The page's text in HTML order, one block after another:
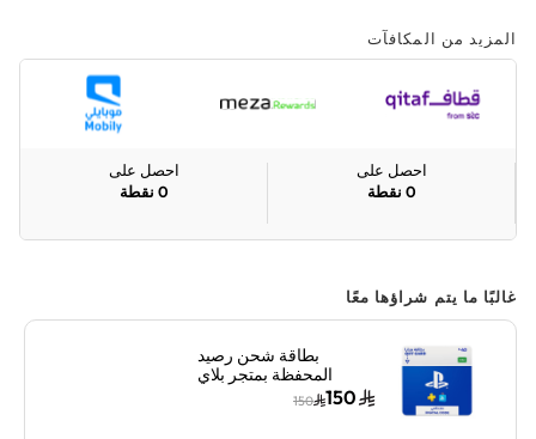
المزيد من المكافآت
احصل على
0 نقطة
احصل على
0 نقطة
غالبًا ما يتم شراؤها معًا
بطاقة شحن رصيد
المحفظة بمتجر بلاي
ستيشن سوني السعودية
40 دولار إرسال الكود
150
150